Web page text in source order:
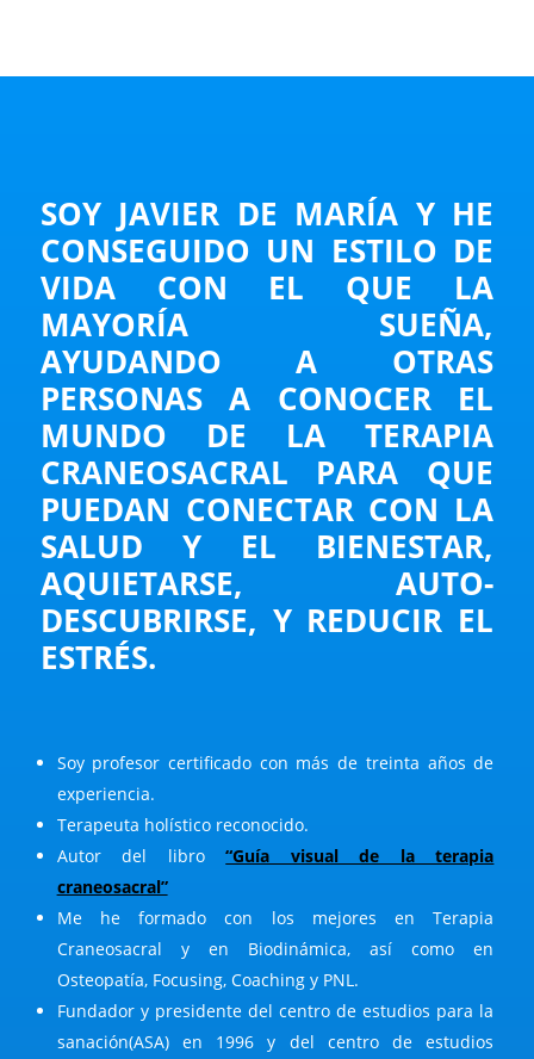
SOY JAVIER DE MARÍA Y HE
CONSEGUIDO UN ESTILO DE
VIDA CON EL QUE LA
MAYORÍA SUEÑA,
AYUDANDO A OTRAS
PERSONAS A CONOCER EL
MUNDO DE LA TERAPIA
CRANEOSACRAL PARA QUE
PUEDAN CONECTAR CON LA
SALUD Y EL BIENESTAR,
AQUIETARSE, AUTO-
DESCUBRIRSE, Y REDUCIR EL
ESTRÉS.
Soy profesor certificado con más de treinta años de
experiencia.
Terapeuta holístico reconocido.
Autor del libro“Guía visual de la terapia
craneosacral”
Me he formado con los mejores en Terapia
Craneosacral y en Biodinámica, así como en
Osteopatía, Focusing, Coaching y PNL.
Fundador y presidente del centro de estudios para la
sanación(ASA) en 1996 y del centro de estudios